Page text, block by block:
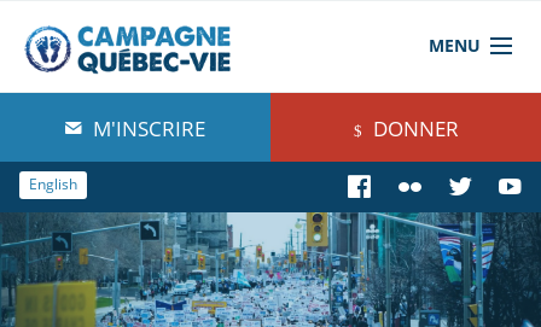
MENU
À propos de nous
Blog
Comprendre
Agir
M'INSCRIRE DONNER
English